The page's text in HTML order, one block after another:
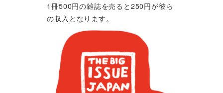
1冊500円の雑誌を売ると250円が彼ら
の収入となります。